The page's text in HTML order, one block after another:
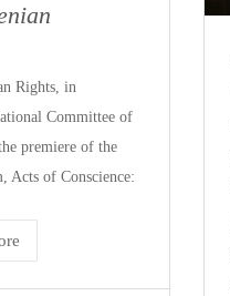
Rights, in
Committee of
premiere of the
Acts of Conscience: